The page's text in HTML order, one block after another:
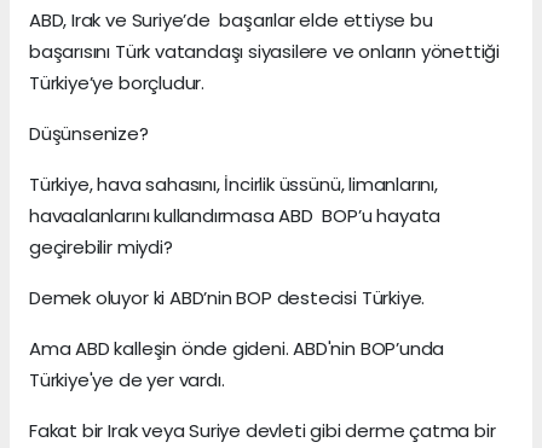
ABD, Irak ve Suriye’de başarılar elde ettiyse bu
başarısını Türk vatandaşı siyasilere ve onların yönettiği
Türkiye’ye borçludur.
Düşünsenize?
Türkiye, hava sahasını, İncirlik üssünü, limanlarını,
havaalanlarını kullandırmasa ABD BOP’u hayata
geçirebilir miydi?
Demek oluyor ki ABD’nin BOP destecisi Türkiye.
Ama ABD kalleşin önde gideni. ABD'nin BOP’unda
Türkiye'ye de yer vardı.
Fakat bir Irak veya Suriye devleti gibi derme çatma bir